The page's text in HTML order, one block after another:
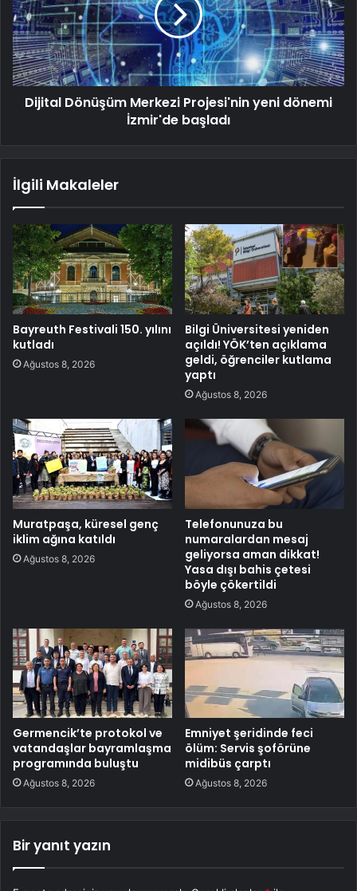
Dijital Dönüşüm Merkezi Projesi'nin yeni dönemi
İzmir'de başladı
İlgili Makaleler
Bayreuth Festivali 150. yılını
kutladı
Ağustos 8, 2026
Bilgi Üniversitesi yeniden
açıldı! YÖK’ten açıklama
geldi, öğrenciler kutlama
yaptı
Ağustos 8, 2026
Muratpaşa, küresel genç
iklim ağına katıldı
Ağustos 8, 2026
Telefonunuza bu
numaralardan mesaj
geliyorsa aman dikkat!
Yasa dışı bahis çetesi
böyle çökertildi
Ağustos 8, 2026
Germencik’te protokol ve
vatandaşlar bayramlaşma
programında buluştu
Ağustos 8, 2026
Emniyet şeridinde feci
ölüm: Servis şoförüne
midibüs çarptı
Ağustos 8, 2026
Bir yanıt yazın